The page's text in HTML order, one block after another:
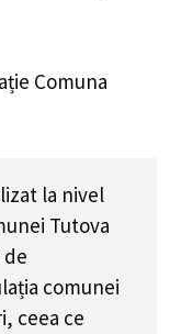
Comuna
la nivel
Tutova
de
comunei
ceea ce